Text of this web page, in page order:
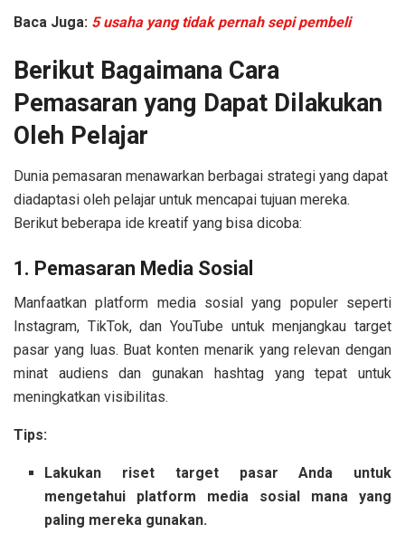
Baca Juga: 5 usaha yang tidak pernah sepi pembeli
Berikut Bagaimana Cara
Pemasaran yang Dapat Dilakukan
Oleh Pelajar
Dunia pemasaran menawarkan berbagai strategi yang dapat
diadaptasi oleh pelajar untuk mencapai tujuan mereka.
Berikut beberapa ide kreatif yang bisa dicoba:
1. Pemasaran Media Sosial
Manfaatkan platform media sosial yang populer seperti
Instagram, TikTok, dan YouTube untuk menjangkau target
pasar yang luas. Buat konten menarik yang relevan dengan
minat audiens dan gunakan hashtag yang tepat untuk
meningkatkan visibilitas.
Tips:
Lakukan riset target pasar Anda untuk
mengetahui platform media sosial mana yang
paling mereka gunakan.